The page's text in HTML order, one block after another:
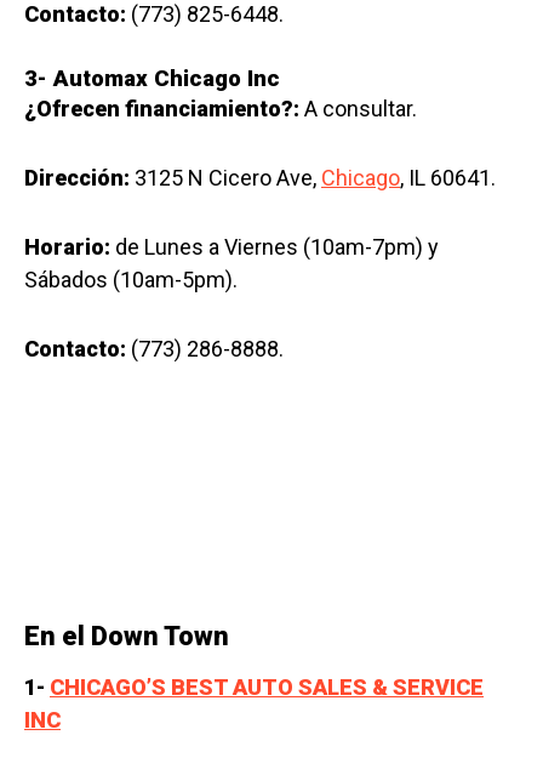
Contacto: (773) 825-6448.
3-Automax Chicago Inc
¿Ofrecen financiamiento?: A consultar.
Dirección: 3125 N Cicero Ave, Chicago, IL 60641.
Horario: de Lunes a Viernes (10am-7pm) y
Sábados (10am-5pm).
Contacto: (773) 286-8888.
En el Down Town
1- CHICAGO’S BEST AUTO SALES & SERVICE
INC